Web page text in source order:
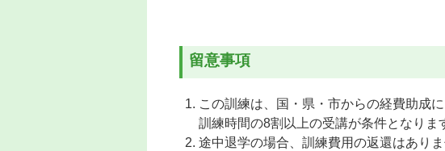
留意事項
この訓練は、国・県・市からの経費助成
訓練時間の8割以上の受講が条件となりま
途中退学の場合、訓練費用の返還はありま